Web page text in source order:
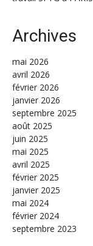
Archives
mai 2026
avril 2026
février 2026
janvier 2026
septembre 2025
août 2025
juin 2025
mai 2025
avril 2025
février 2025
janvier 2025
mai 2024
février 2024
septembre 2023